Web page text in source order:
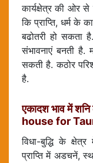
कार्यक्षेत्र की ओर से
कि प्राप्ति, धर्म के
बढोतरी हो सकता
संभावनाएं बनती है.
सकती है. कठोर
है.
एकादश भाव में
house for
विधा-बुद्धि के
प्राप्ति में अडचनें,